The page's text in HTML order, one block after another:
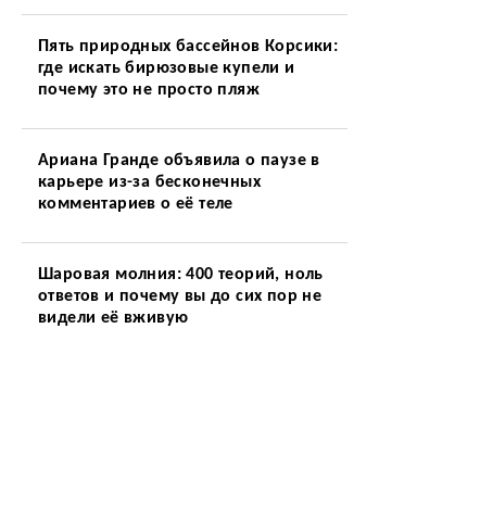
Пять природных бассейнов Корсики:
где искать бирюзовые купели и
почему это не просто пляж
Ариана Гранде объявила о паузе в
карьере из-за бесконечных
комментариев о её теле
Шаровая молния: 400 теорий, ноль
ответов и почему вы до сих пор не
видели её вживую